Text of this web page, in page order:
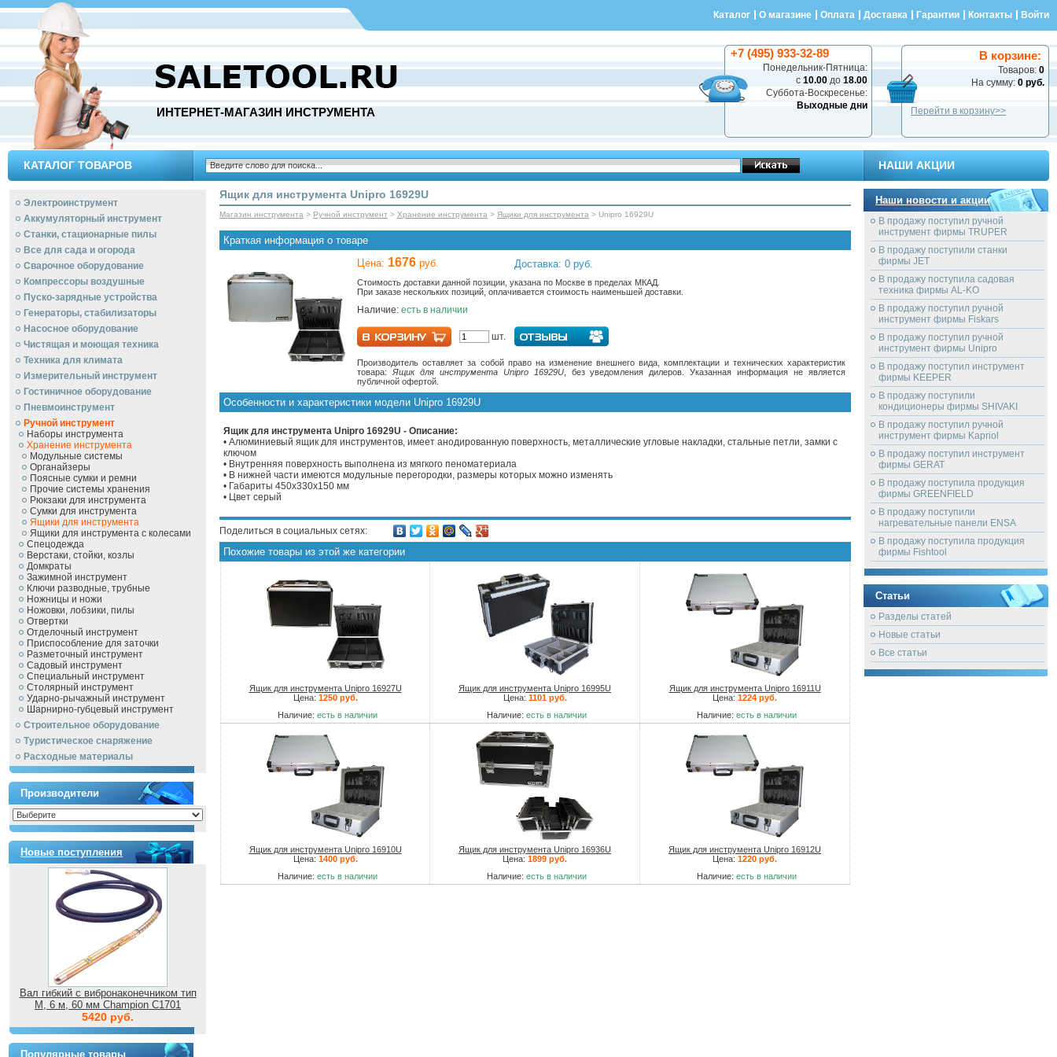
Каталог О магазине Оплата Доставка Гарантии Контакты Войти
ИНТЕРНЕТ-МАГАЗИН ИНСТРУМЕНТА
В корзине:
Товаров: 0
На сумму: 0 руб.
Перейти в корзину>>
+7 (495) 933-32-89
Понедельник-Пятница:
с 10.00 до 18.00
Суббота-Воскресенье:
Выходные дни
КАТАЛОГ ТОВАРОВ НАШИ АКЦИИ
Электроинструмент
Аккумуляторный инструмент
Станки, стационарные пилы
Все для сада и огорода
Сварочное оборудование
Компрессоры воздушные
Пуско-зарядные устройства
Генераторы, стабилизаторы
Насосное оборудование
Чистящая и моющая техника
Техника для климата
Измерительный инструмент
Гостиничное оборудование
Пневмоинструмент
Ручной инcтрумент
Наборы инструмента
Хранение инструмента
Модульные системы
Органайзеры
Поясные сумки и ремни
Прочие системы хранения
Рюкзаки для инструмента
Сумки для инструмента
Ящики для инструмента
Ящики для инструмента с колесами
Спецодежда
Верстаки, стойки, козлы
Домкраты
Зажимной инструмент
Ключи разводные, трубные
Ножницы и ножи
Ножовки, лобзики, пилы
Отвертки
Отделочный инструмент
Приспособление для заточки
Разметочный инструмент
Садовый инструмент
Специальный инструмент
Столярный инструмент
Ударно-рычажный инструмент
Шарнирно-губцевый инструмент
Строительное оборудование
Туристическое снаряжение
Расходные материалы
Производители
Новые поступления
Вал гибкий с вибронаконечником тип
M, 6 м, 60 мм Champion C1701
5420 руб.
Популярные товары
Ящик для инструмента Unipro 16929U
Магазин инструмента > Ручной инcтрумент > Хранение инструмента > Ящики для инструмента > Unipro 16929U
Краткая информация о товаре
Цена: 1676 руб. Доставка: 0 руб.
Стоимость доставки данной позиции, указана по Москве в пределах МКАД.
При заказе нескольких позиций, оплачивается стоимость наименьшей доставки.
Наличие: есть в наличии
шт.
Производитель оставляет за собой право на изменение внешнего вида, комплектации и технических характеристик
товара: Ящик для инструмента Unipro 16929U, без уведомления дилеров. Указанная информация не является
публичной офертой.
Особенности и характеристики модели Unipro 16929U
Ящик для инструмента Unipro 16929U - Описание:
• Алюминиевый ящик для инструментов, имеет анодированную поверхность, металлические угловые накладки, стальные петли, замки с
ключом
• Внутренняя поверхность выполнена из мягкого пеноматериала
• В нижней части имеются модульные перегородки, размеры которых можно изменять
• Габариты 450x330x150 мм
• Цвет серый
Поделиться в социальных сетях:
Похожие товары из этой же категории
Ящик для инструмента Unipro 16927U
Цена: 1250 руб.
Наличие: есть в наличии
Ящик для инструмента Unipro 16995U
Цена: 1101 руб.
Наличие: есть в наличии
Ящик для инструмента Unipro 16911U
Цена: 1224 руб.
Наличие: есть в наличии
Ящик для инструмента Unipro 16910U
Цена: 1400 руб.
Наличие: есть в наличии
Ящик для инструмента Unipro 16936U
Цена: 1899 руб.
Наличие: есть в наличии
Ящик для инструмента Unipro 16912U
Цена: 1220 руб.
Наличие: есть в наличии
Наши новости и акции
В продажу поступил ручной
инструмент фирмы TRUPER
В продажу поступили станки
фирмы JET
В продажу поступила садовая
техника фирмы AL-KO
В продажу поступил ручной
инструмент фирмы Fiskars
В продажу поступил ручной
инструмент фирмы Unipro
В продажу поступил инструмент
фирмы KEEPER
В продажу поступили
кондиционеры фирмы SHIVAKI
В продажу поступил ручной
инструмент фирмы Kapriol
В продажу поступил инструмент
фирмы GERAT
В продажу поступила продукция
фирмы GREENFIELD
В продажу поступили
нагревательные панели ENSA
В продажу поступила продукция
фирмы Fishtool
Статьи
Разделы статей
Новые статьи
Все статьи